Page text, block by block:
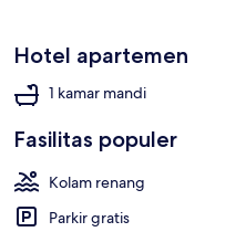
Hotel apartemen
1 kamar mandi
Fasilitas populer
Kolam renang
Parkir gratis